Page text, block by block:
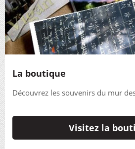
La boutique
Découvrez les souvenirs du mur
Visitez la